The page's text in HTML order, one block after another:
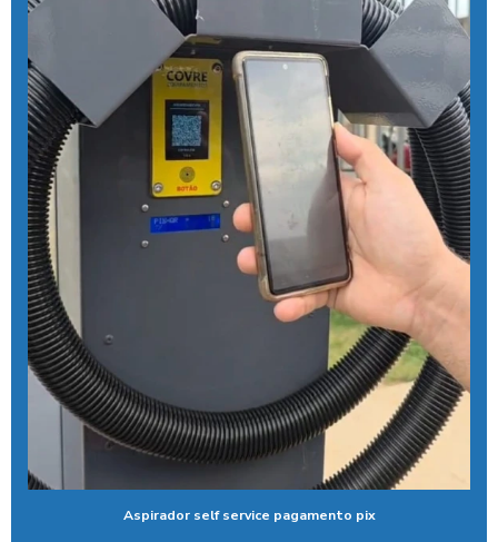
Controlador de banho digital
Controlador de banho com ficha
Controlador de banho com moedas
Controlador de banho com pix
Controlador de chuveiro
Controlador de chuveiro com pix
Controlador de ducha para quiosque
Controlador de tempo de banho
Controlador de tempo chuveiro
Desengraxante alcalino biodegradavel
Detergente para lavar caminhões
Ducha automatica para carros
Ducha automotivaAspirador self service pagamento pix